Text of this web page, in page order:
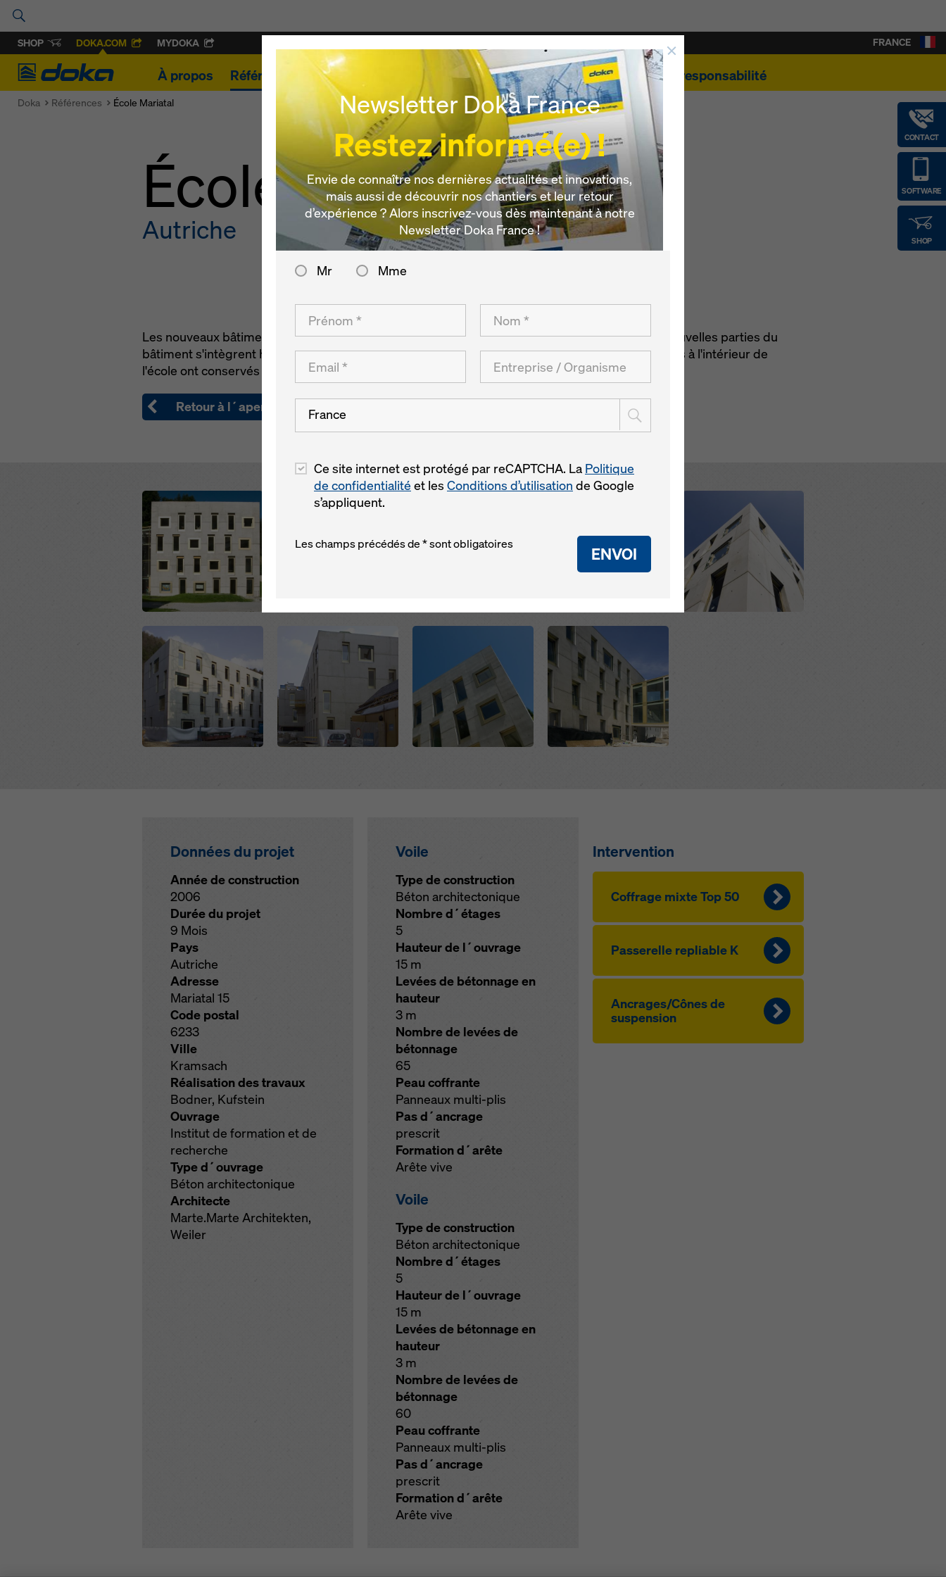
SHOP DOKA.COM MYDOKA
Doka
À propos Références Produits & Services Digital Actualités Carrière Éco-responsabilité
CONTACT
SOFTWARE
SHOP
FRANCE
Doka Références École Mariatal
École Mariatal
Autriche
Les nouveaux bâtiments de l'école et de l'internat sont réalisés en béton architectonique. Les nouvelles parties du
bâtiment s'intègrent harmonieusement par sa façade, à l'ensemble des installations. Les espaces à l'intérieur de
l'école ont conservés leurs couleurs : blanc et couleur béton.
Retour à l´aperçu
Open
Open Open Open
Données du projet
Année de construction
2006
Durée du projet
9 Mois
Pays
Autriche
Adresse
Mariatal 15
Code postal
6233
Ville
Kramsach
Réalisation des travaux
Bodner, Kufstein
Ouvrage
Institut de formation et de
recherche
Type d´ouvrage
Béton architectonique
Architecte
Marte.Marte Architekten,
Weiler
Voile
Type de construction
Béton architectonique
Nombre d´étages
5
Hauteur de l´ouvrage
15 m
Levées de bétonnage en
hauteur
3 m
Nombre de levées de
bétonnage
65
Peau coffrante
Panneaux multi-plis
Pas d´ancrage
prescrit
Formation d´arête
Arête vive
Voile
Type de construction
Béton architectonique
Nombre d´étages
5
Hauteur de l´ouvrage
15 m
Levées de bétonnage en
hauteur
3 m
Nombre de levées de
bétonnage
60
Peau coffrante
Panneaux multi-plis
Pas d´ancrage
prescrit
Formation d´arête
Arête vive
Intervention
Cof­f­rage mixte Top 50
Pas­se­relle re­p­liable K
An­c­rages/Cônes de
sus­pen­sion
Newsletter Doka France
Restez informé(e) !
Envie de connaître nos dernières actualités et innovations,
mais aussi de découvrir nos chantiers et leur retour
d’expérience ? Alors inscrivez-vous dès maintenant à notre
Newsletter Doka France !
Mr Mme
France
Ce site internet est protégé par reCAPTCHA. La Politique
de confidentialité et les Conditions d’utilisation de Google
s’appliquent.
ENVOI
Les champs précédés de * sont obligatoires